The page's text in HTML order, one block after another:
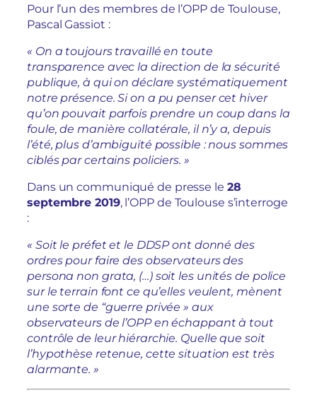
Pour l’un des membres de l’OPP de Toulouse,
Pascal Gassiot :
« On a toujours travaillé en toute
transparence avec la direction de la sécurité
publique, à qui on déclare systématiquement
notre présence. Si on a pu penser cet hiver
qu’on pouvait parfois prendre un coup dans la
foule, de manière collatérale, il n’y a, depuis
l’été, plus d’ambiguïté possible : nous sommes
ciblés par certains policiers. »
Dans un communiqué de presse le 28
septembre 2019, l’OPP de Toulouse s’interroge
:
« Soit le préfet et le DDSP ont donné des
ordres pour faire des observateurs des
persona non grata, (…) soit les unités de police
sur le terrain font ce qu’elles veulent, mènent
une sorte de “guerre privée » aux
observateurs de l’OPP en échappant à tout
contrôle de leur hiérarchie. Quelle que soit
l’hypothèse retenue, cette situation est très
alarmante. »